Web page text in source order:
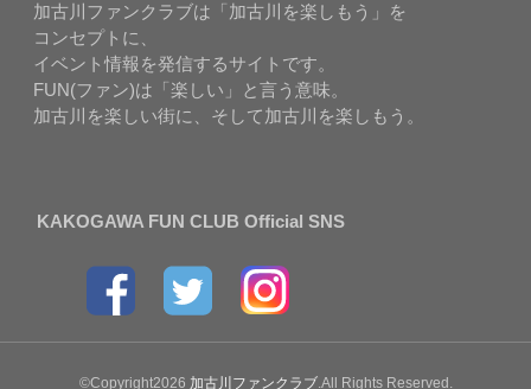
加古川ファンクラブは「加古川を楽しもう」を
コンセプトに、
イベント情報を発信するサイトです。
FUN(ファン)は「楽しい」と言う意味。
加古川を楽しい街に、そして加古川を楽しもう。
KAKOGAWA FUN CLUB Official SNS
©Copyright2026 加古川ファンクラブ .All Rights Reserved.